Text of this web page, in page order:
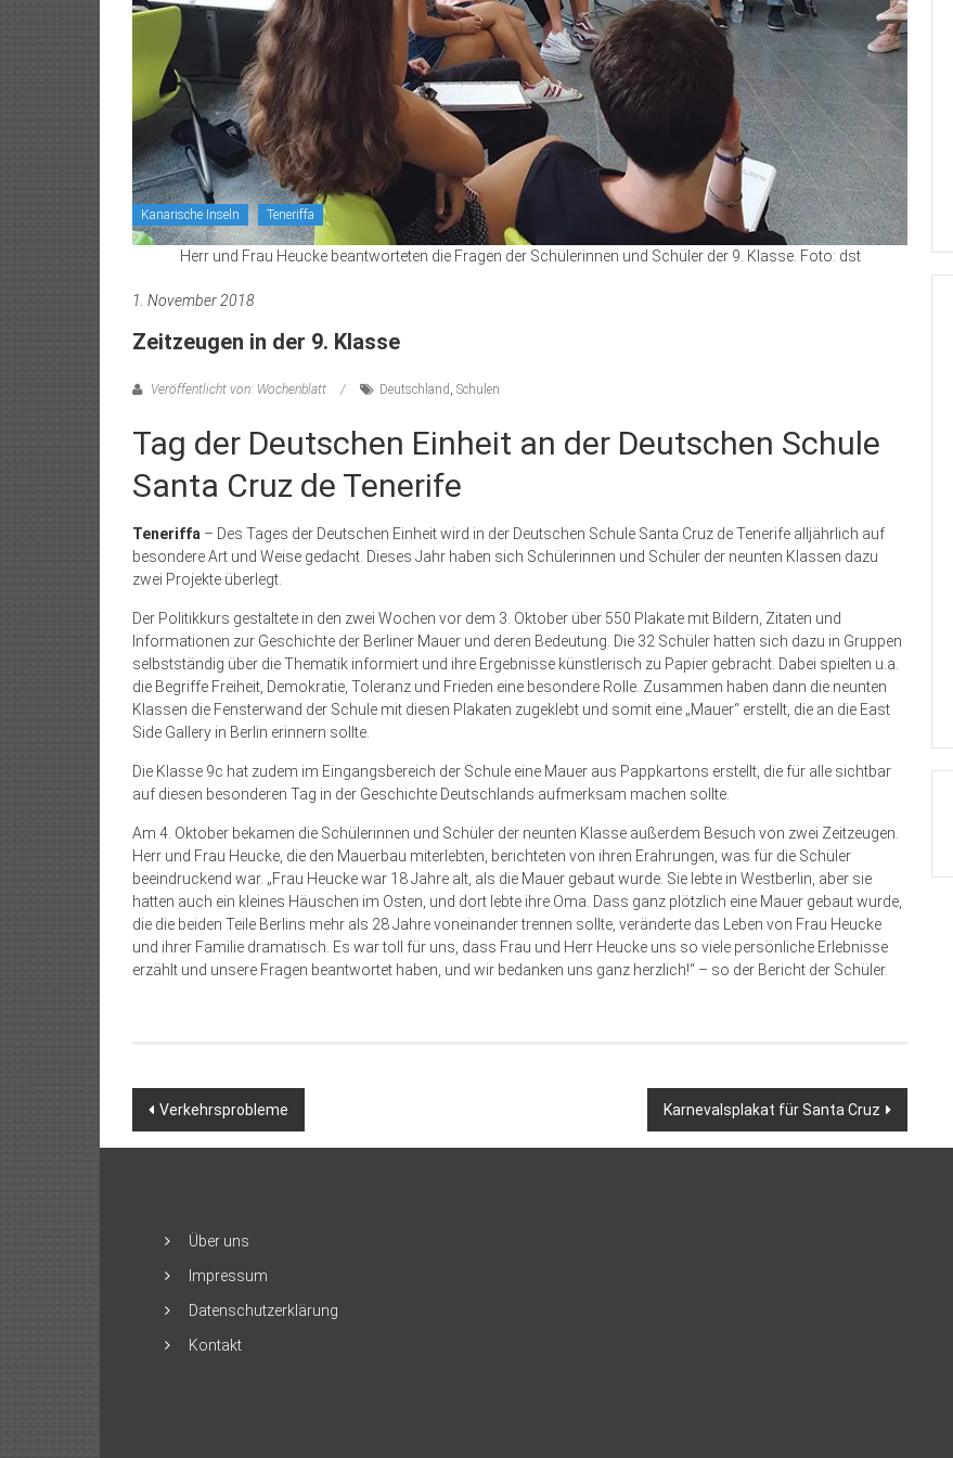
Kanarische Inseln Teneriffa
Herr und Frau Heucke beantworteten die Fragen der Schülerinnen und Schüler der 9. Klasse. Foto: dst
1. November 2018
Zeitzeugen in der 9. Klasse
Veröffentlicht von: Wochenblatt Deutschland , Schulen
Tag der Deutschen Einheit an der Deutschen Schule
Santa Cruz de Tenerife
Teneriffa – Des Tages der Deutschen Einheit wird in der Deutschen Schule Santa Cruz de Tenerife alljährlich auf
besondere Art und Weise gedacht. Dieses Jahr haben sich Schülerinnen und Schüler der neunten Klassen dazu
zwei Projekte überlegt.
Der Politikkurs gestaltete in den zwei Wochen vor dem 3. Oktober über 550 Plakate mit Bildern, Zitaten und
Informationen zur Geschichte der Berliner Mauer und deren Bedeutung. Die 32 Schüler hatten sich dazu in Gruppen
selbstständig über die Thematik informiert und ihre Ergebnisse künstlerisch zu Papier gebracht. Dabei spielten u.a.
die Begriffe Freiheit, Demokratie, Toleranz und Frieden eine besondere Rolle. Zusammen haben dann die neunten
Klassen die Fensterwand der Schule mit diesen Plakaten zugeklebt und somit eine „Mauer“ erstellt, die an die East
Side Gallery in Berlin erinnern sollte.
Die Klasse 9c hat zudem im Eingangsbereich der Schule eine Mauer aus Pappkartons erstellt, die für alle sichtbar
auf diesen besonderen Tag in der Geschichte Deutschlands aufmerksam machen sollte.
Am 4. Oktober bekamen die Schülerinnen und Schüler der neunten Klasse außerdem Besuch von zwei Zeitzeugen.
Herr und Frau Heucke, die den Mauerbau miterlebten, berichteten von ihren Erahrungen, was für die Schüler
beeindruckend war. „Frau Heucke war 18 Jahre alt, als die Mauer gebaut wurde. Sie lebte in Westberlin, aber sie
hatten auch ein kleines Häuschen im Osten, und dort lebte ihre Oma. Dass ganz plötzlich eine Mauer gebaut wurde,
die die beiden Teile Berlins mehr als 28 Jahre voneinander trennen sollte, veränderte das Leben von Frau Heucke
und ihrer Familie dramatisch. Es war toll für uns, dass Frau und Herr Heucke uns so viele persönliche Erlebnisse
erzählt und unsere Fragen beantwortet haben, und wir bedanken uns ganz herzlich!“ – so der Bericht der Schüler.
Beitragsnavigation
Verkehrsprobleme Karnevalsplakat für Santa Cruz
Über uns
Impressum
Datenschutzerklärung
Kontakt